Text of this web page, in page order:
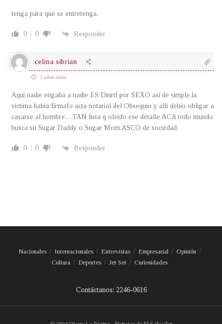
tenga para que se entretenga,
0 0 Responder
celina sibrian
3 años atrás
Aqui nadie engaña a nadie ES Dinrtl por SEXO asi de simple.la
victima habia firmafo acta notarial del Obsequio y alli debio obligar a
casarse al hombre…TAN lista q olvido ese detalle ACA todo mundo
busca su Sugar Daddy o Sugar Mom.ASCO de sociedad
0 0 Responder
Nacionales Internacionales Entrevistas Empresarial
Opinión
Cultura
Deportes Jet Set Curiosidades
Contáctanos: 2246-0616